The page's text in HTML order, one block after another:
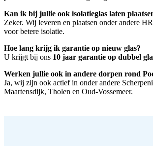
Kan ik bij jullie ook isolatieglas laten
Zeker. Wij leveren en plaatsen onder andere
voor betere isolatie.
Hoe lang krijg ik garantie op nieuw glas?
U krijgt bij ons 10 jaar garantie op dubbel
Werken jullie ook in andere dorpen rond
Ja, wij zijn ook actief in onder andere
Maartensdijk, Tholen en Oud-Vossemeer.